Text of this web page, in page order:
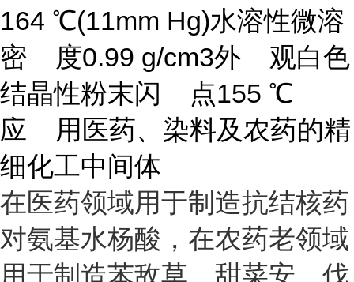
164 ℃(11mm Hg)水溶性微溶
密 度0.99 g/cm3外 观白色
结晶性粉末闪 点155 ℃
应 用医药、染料及农药的精
细化工中间体
在医药领域用于制造抗结核药
对氨基水杨酸，在农药老领域
用于制造苯敌草、甜菜安、伐